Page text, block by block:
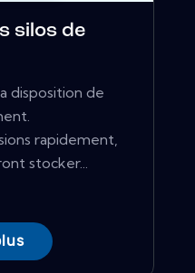
silos de
disposition de
rapidement,
stocker...